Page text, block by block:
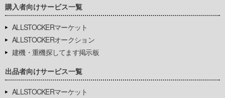
購入者向けサービス一覧
ALLSTOCKERマーケット
ALLSTOCKERオークション
建機・重機探してます掲示板
出品者向けサービス一覧
ALLSTOCKERマーケット